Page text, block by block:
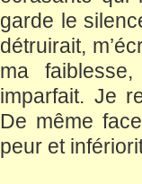
garde le
détruirait,
ma
imparfait. Je
De même
peur et